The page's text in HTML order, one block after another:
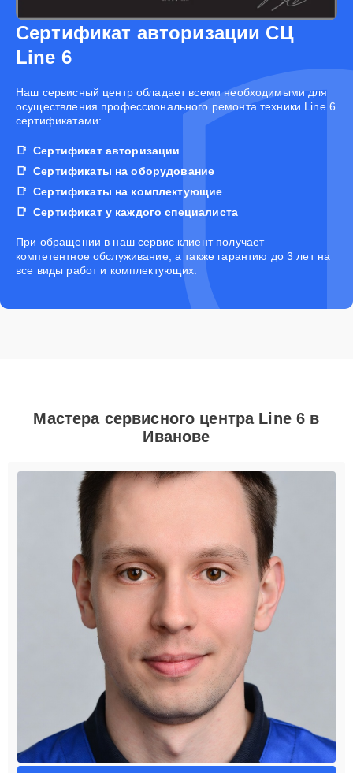
Сертификат авторизации СЦ
Line 6
Наш сервисный центр обладает всеми необходимыми для
осуществления профессионального ремонта техники Line 6
сертификатами:
Сертификат авторизации
Сертификаты на оборудование
Сертификаты на комплектующие
Сертификат у каждого специалиста
При обращении в наш сервис клиент получает
компетентное обслуживание, а также гарантию до 3 лет на
все виды работ и комплектующих.
Мастера сервисного центра Line 6 в
Иванове